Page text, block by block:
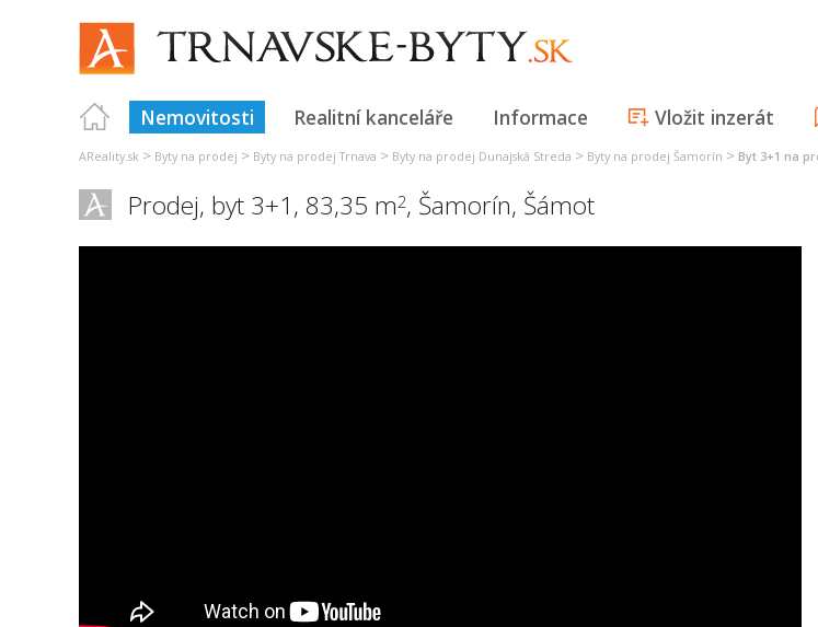
Nemovitosti Realitní kanceláře Informace Vložit inzerát
AReality.sk > Byty na prodej > Byty na prodej Trnava > Byty na prodej Dunajská Streda > Byty na prodej Šamorín > Byt 3+1 na
Prodej, byt 3+1, 83,35 m2, Šamorín, Šámot